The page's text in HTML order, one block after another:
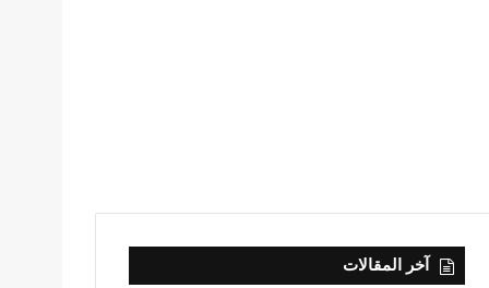
آخر المقالات